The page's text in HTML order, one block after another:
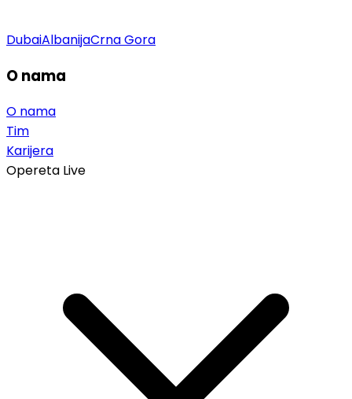
DubaiAlbanijaCrna Gora
O nama
O nama
Tim
Karijera
Opereta Live